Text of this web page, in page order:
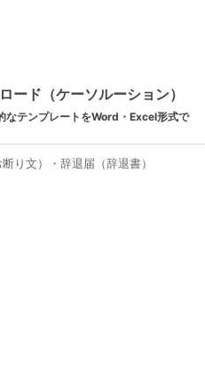
ード（ケーソルーション）
なテンプレートをWord・Excel形式で
り文）・辞退届（辞退書）